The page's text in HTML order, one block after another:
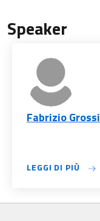
Speaker
Fabrizio Grossi
LEGGI DI PIÙ